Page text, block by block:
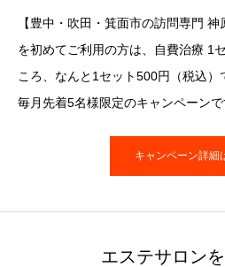
【豊中・吹田・箕面市の訪問専門
を初めてご利用の方は、自費治療 1
ころ、なんと1セット500円（税込）
毎月先着5名様限定のキャンペーンで
キャンペーン詳細
エステサロンを